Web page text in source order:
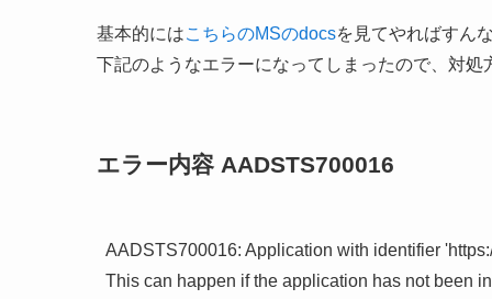
基本的にはこちらのMSのdocsを見てやればすん
下記のようなエラーになってしまったので、対
エラー内容 AADSTS700016
AADSTS700016: Application with identifier
This can happen if the application has not been